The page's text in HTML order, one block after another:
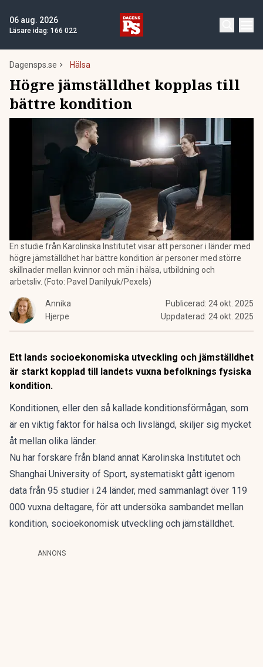
06 aug. 2026
Läsare idag: 166 022
Dagensps.se Hälsa
Högre jämställdhet kopplas till
bättre kondition
En studie från Karolinska Institutet visar att personer i länder med
högre jämställdhet har bättre kondition är personer med större
skillnader mellan kvinnor och män i hälsa, utbildning och
arbetsliv. (Foto: Pavel Danilyuk/Pexels)
Annika
Hjerpe
Publicerad: 24 okt. 2025
Uppdaterad: 24 okt. 2025
Ett lands socioekonomiska utveckling och jämställdhet
är starkt kopplad till landets vuxna befolknings fysiska
kondition.
Konditionen, eller den så kallade konditionsförmågan, som
är en viktig faktor för hälsa och livslängd, skiljer sig mycket
åt mellan olika länder.
Nu har forskare från bland annat Karolinska Institutet och
Shanghai University of Sport, systematiskt gått igenom
data från 95 studier i 24 länder, med sammanlagt över 119
000 vuxna deltagare, för att undersöka sambandet mellan
kondition, socioekonomisk utveckling och jämställdhet.
ANNONS